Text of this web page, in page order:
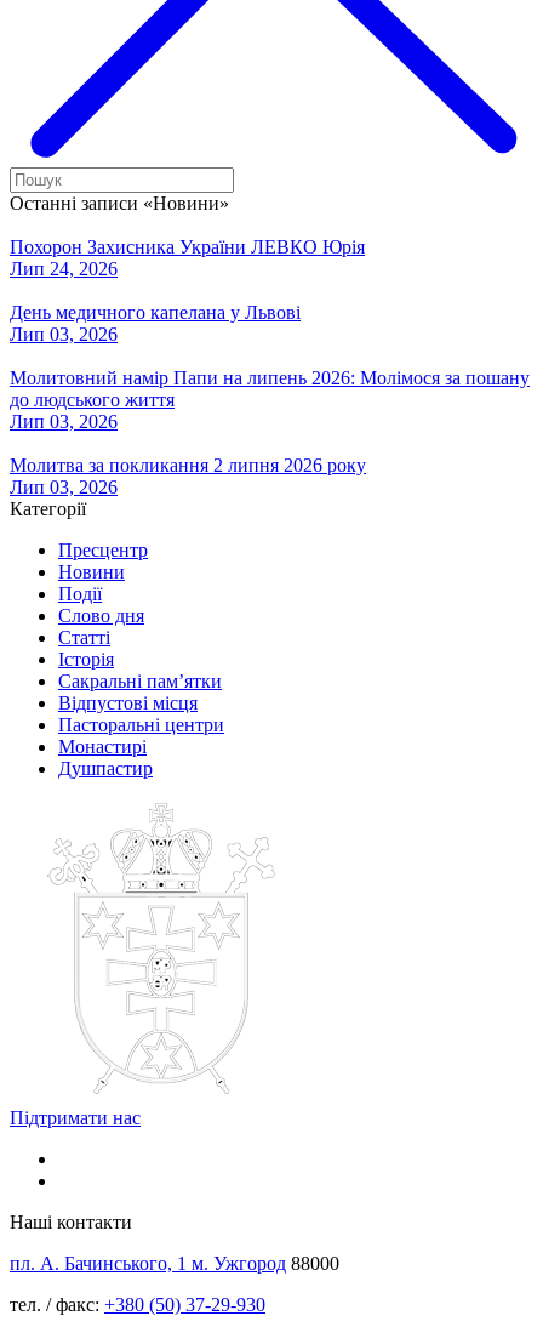
Останні записи «Новини»
Похорон Захисника України ЛЕВКО Юрія
Лип 24, 2026
День медичного капелана у Львові
Лип 03, 2026
Молитовний намір Папи на липень 2026: Молімося за пошану
до людського життя
Лип 03, 2026
Молитва за покликання 2 липня 2026 року
Лип 03, 2026
Категорії
Пресцентр
Новини
Події
Слово дня
Статті
Історія
Сакральні пам’ятки
Відпустові місця
Пасторальні центри
Монастирі
Душпастир
Підтримати нас
Наші контакти
пл. А. Бачинського, 1 м. Ужгород 88000
тел. / факс: +380 (50) 37-29-930